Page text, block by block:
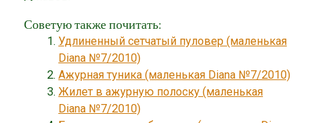
Советую также почитать:
Удлиненный сетчатый пуловер (маленькая
Diana №7/2010)
Ажурная туника (маленькая Diana №7/2010)
Жилет в ажурную полоску (маленькая
Diana №7/2010)